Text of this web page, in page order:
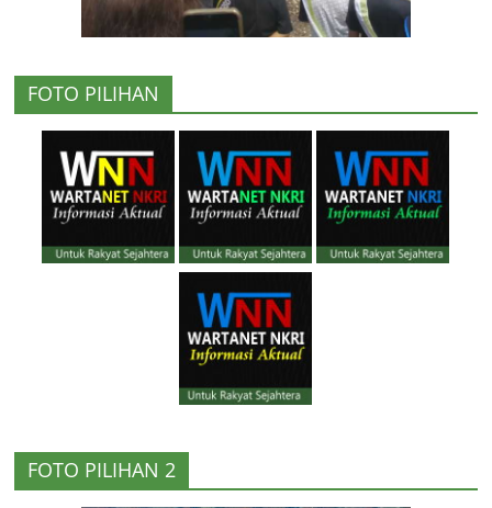
FOTO PILIHAN
FOTO PILIHAN 2